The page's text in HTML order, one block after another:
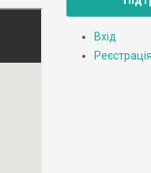
Вхід
Реєстрація